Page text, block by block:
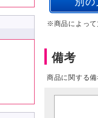
※商品によって
備考
商品に関する